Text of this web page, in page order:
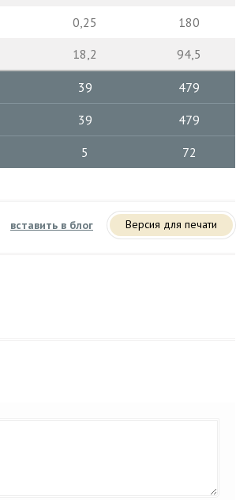
0,25
180
18,2 94,5
39 479
39 479
5 72
вставить в блог Версия для печати